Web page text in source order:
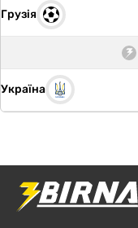
Грузія
Україна